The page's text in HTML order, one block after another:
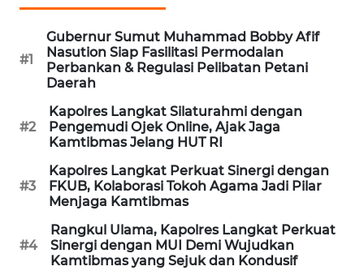
#1
Gubernur Sumut Muhammad Bobby Afif
Nasution Siap Fasilitasi Permodalan
Perbankan & Regulasi Pelibatan Petani
Daerah
#2
Kapolres Langkat Silaturahmi dengan
Pengemudi Ojek Online, Ajak Jaga
Kamtibmas Jelang HUT RI
#3
Kapolres Langkat Perkuat Sinergi dengan
FKUB, Kolaborasi Tokoh Agama Jadi Pilar
Menjaga Kamtibmas
#4
Rangkul Ulama, Kapolres Langkat Perkuat
Sinergi dengan MUI Demi Wujudkan
Kamtibmas yang Sejuk dan Kondusif
METRO
JAKARTA
NEWS
KRT
NEWS
KARING
NEWS
JURNAL
MARITIM